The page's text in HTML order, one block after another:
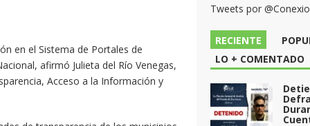
en el Sistema de Portales de
afirmó Julieta del Río Venegas,
Acceso a la Información y
Tweets por
RECIENTE
LO + COMENTADO